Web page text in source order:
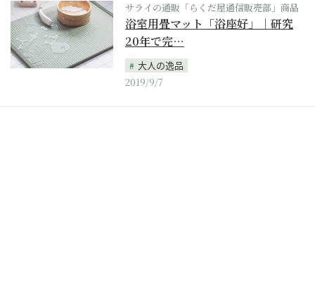
サライの通販「らくだ屋通信販売部」商品
浴室用畳マット「浴座好」｜研究
20年で完…
大人の逸品
2019/9/7